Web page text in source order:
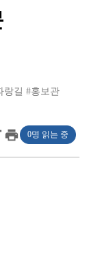
랑길 #홍보관
print 0명 읽는 중